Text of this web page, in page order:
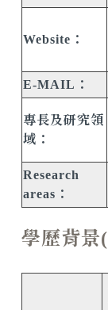
Website：
E-MAIL：
專長及研究領
域：
Research
areas：
學歷背景